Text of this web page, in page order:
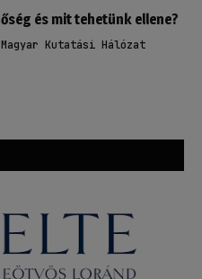
és mit tehetünk ellene?
Magyar Kutatási Hálózat